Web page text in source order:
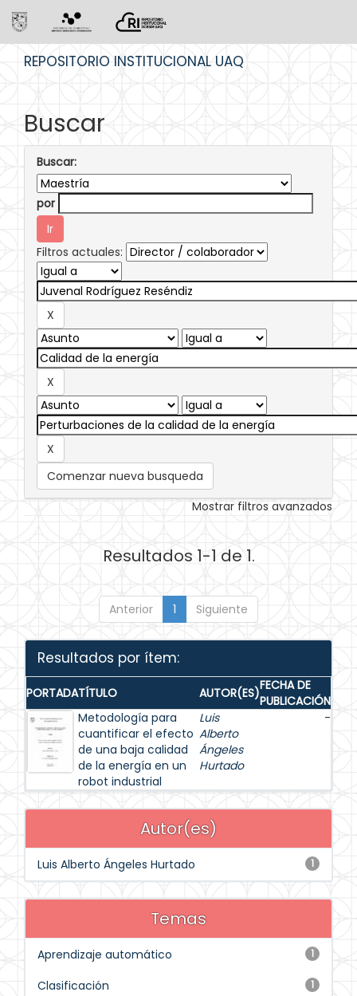
REPOSITORIO INSTITUCIONAL UAQ
Buscar
Buscar:
por
Filtros actuales:
Comenzar nueva busqueda
Mostrar filtros avanzados
Resultados 1-1 de 1.
Anterior 1 Siguiente
Resultados por ítem:
PORTADATÍTULO AUTOR(ES)FECHA DE
PUBLICACIÓN
Metodología para
cuantificar el efecto
de una baja calidad
de la energía en un
robot industrial
Luis
Alberto
Ángeles
Hurtado
-
Autor(es)
1
Luis Alberto Ángeles Hurtado
Temas
1
Aprendizaje automático
1
Clasificación